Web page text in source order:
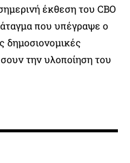
έκθεση του CBO
που υπέγραψε ο
δημοσιονομικές
την υλοποίηση του